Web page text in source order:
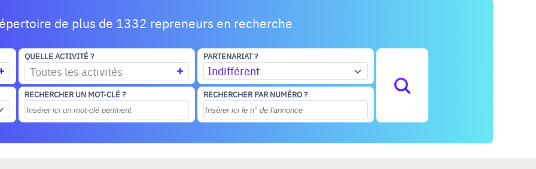
de plus de 1332 repreneurs en recherche
QUELLE ACTIVITÉ ?
Toutes les activités
PARTENARIAT ?
Indifférent
RECHERCHER UN MOT-CLÉ ? RECHERCHER PAR NUMÉRO ?